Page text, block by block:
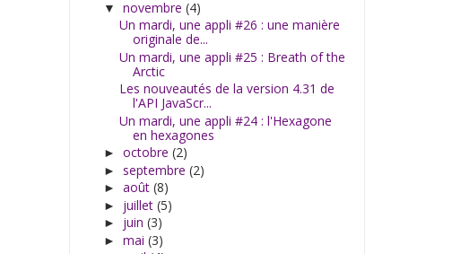
▼ novembre (4)
Un mardi, une appli #26 : une manière
originale de...
Un mardi, une appli #25 : Breath of the
Arctic
Les nouveautés de la version 4.31 de
l'API JavaScr...
Un mardi, une appli #24 : l'Hexagone
en hexagones
► octobre (2)
► septembre (2)
► août (8)
► juillet (5)
► juin (3)
► mai (3)